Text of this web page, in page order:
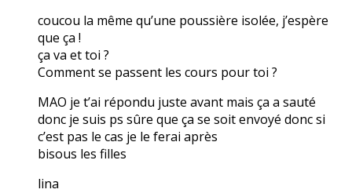
coucou la même qu’une poussière isolée, j’espère
que ça !
ça va et toi ?
Comment se passent les cours pour toi ?
MAO je t’ai répondu juste avant mais ça a sauté
donc je suis ps sûre que ça se soit envoyé donc si
c’est pas le cas je le ferai après
bisous les filles
lina